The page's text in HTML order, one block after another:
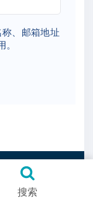
、邮箱地址
搜索